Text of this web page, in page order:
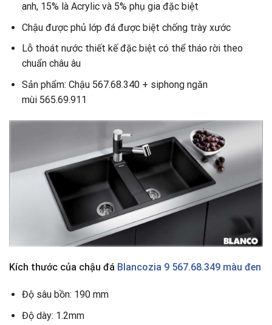
anh, 15% là Acrylic và 5% phụ gia đặc biệt
Chậu được phủ lớp đá được biệt chống trày xước
Lỗ thoát nước thiết kế đặc biệt có thể tháo rời theo
chuẩn châu âu
Sản phẩm: Chậu 567.68.340 + siphong ngăn
mùi 565.69.911
Kích thước của chậu đá Blancozia 9 567.68.349 màu đen
Độ sâu bồn: 190 mm
Độ dày: 1.2mm